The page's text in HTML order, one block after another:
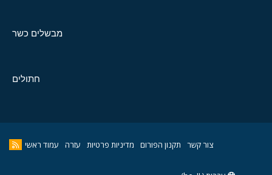
מבשלים כשר
חתולים
צור קשר תקנון הפורום מדיניות פרטיות עזרה עמוד ראשי